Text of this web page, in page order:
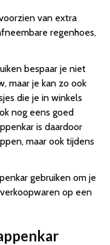
van extra
regenhoes,
bespaar je niet
maar je kan zo ook
die je in winkels
nog eens goed
is daardoor
maar ook tijdens
gebruiken om je
op een